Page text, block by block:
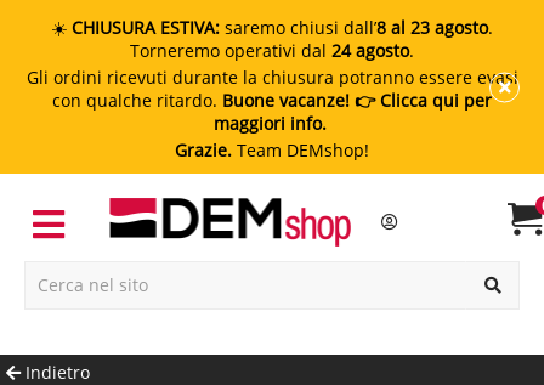
☀️ CHIUSURA ESTIVA: saremo chiusi dall’8 al 23 agosto.
Torneremo operativi dal 24 agosto.
Gli ordini ricevuti durante la chiusura potranno essere evasi
con qualche ritardo. Buone vacanze! 👉 Clicca qui per
maggiori info.
Grazie. Team DEMshop!
Indietro